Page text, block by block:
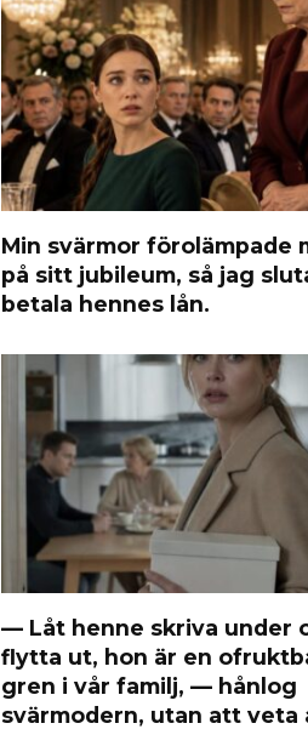
Min svärmor förolämpade
på sitt jubileum, så jag
betala hennes lån.
— Låt henne skriva under
flytta ut, hon är en
gren i vår familj, — hånlog
svärmodern, utan att veta